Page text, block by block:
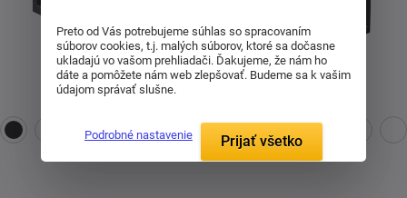
Preto od Vás potrebujeme súhlas so spracovaním
súborov cookies, t.j. malých súborov, ktoré sa dočasne
ukladajú vo vašom prehliadači. Ďakujeme, že nám ho
dáte a pomôžete nám web zlepšovať. Budeme sa k vašim
údajom správať slušne.
Podrobné nastavenie Prijať všetko